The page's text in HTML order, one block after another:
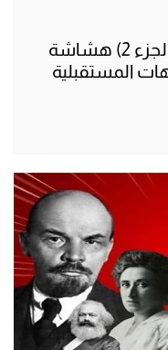
الجغرافيا السياسية للحبوب (الجزء 2) هشاشة
المستقبلية